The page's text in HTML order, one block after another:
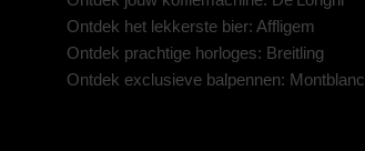
Ontdek het lekkerste bier: Affligem
Ontdek prachtige horloges: Breitling
Ontdek exclusieve balpennen: Montblanc